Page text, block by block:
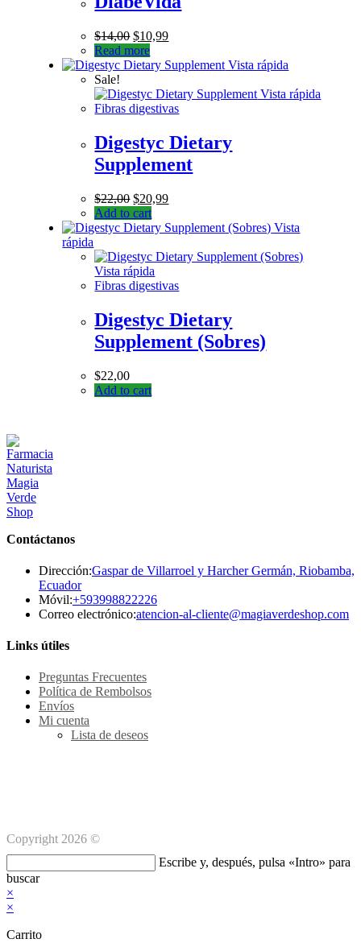
$14,00 $10,99
Read more
Vista rápida
Sale!
Vista rápida
Fibras digestivas
Digestyc Dietary
Supplement
$22,00 $20,99
Add to cart
Vista
rápida
Vista rápida
Fibras digestivas
Digestyc Dietary
Supplement (Sobres)
$22,00
Add to cart
Contáctanos
Dirección:Gaspar de Villarroel y Harcher Germán, Riobamba,
Ecuador
Móvil:+593998822226Se
abre
Correo electrónico:atencion-al-cliente@magiaverdeshop.comSe
Links útiles
Preguntas Frecuentes
Política de Rembolsos
Envíos
Mi cuenta
Lista de deseos
Copyright 2026 ©
en
esta
web
Escribe y, después, pulsa «Intro» para
buscar
×
×
Carrito